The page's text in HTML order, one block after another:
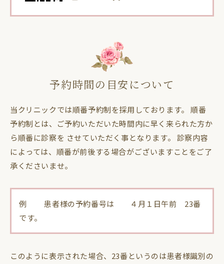
予約時間の目安について
当クリニックでは順番予約制を採用しております。 順番
予約制とは、ご予約いただいた時間内に早く来られた方か
ら順番に診察を させていただく事となります。 診察内容
によっては、順番が前後する場合がございますことをご了
承くださいませ。
例 患者様の予約番号は ４月１日午前 23番
です。
このように表示された場合、23番というのは患者様識別の